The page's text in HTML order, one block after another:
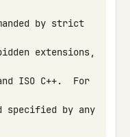
by strict
extensions,
ISO C++.  For
specified by any